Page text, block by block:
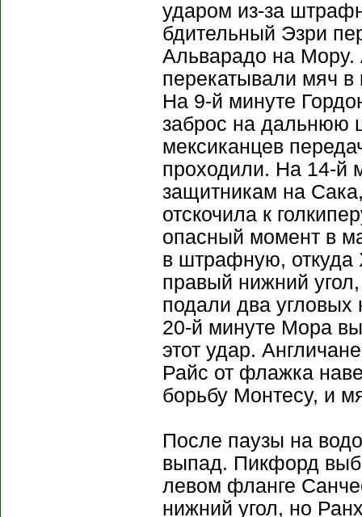
ударом из-за
бдительный Эзри
Альварадо на Мору.
перекатывали мяч
На 9-й минуте
заброс на дальнюю
мексиканцев
проходили. На 14-й
защитникам на
отскочила к
опасный момент в
в штрафную, откуда
правый нижний
подали два угловых
20-й минуте Мора
этот удар.
Райс от флажка
борьбу Монтесу, и
После паузы на
выпад. Пикфорд
левом фланге
нижний угол, но